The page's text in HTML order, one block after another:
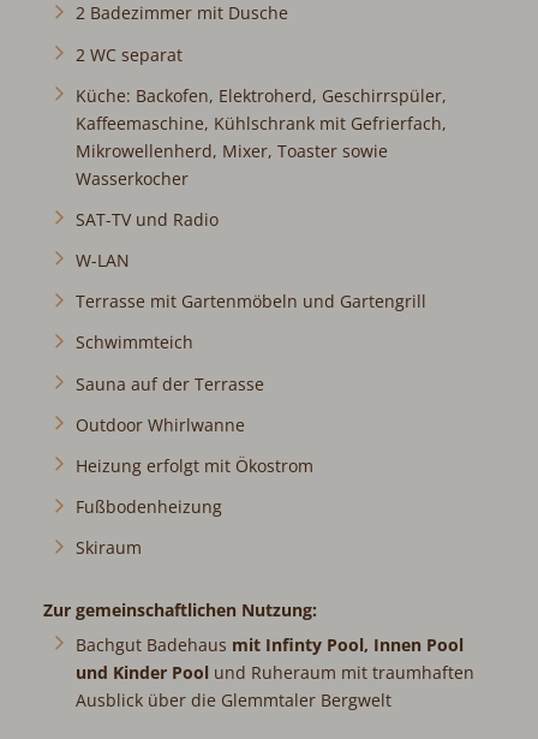
2 Badezimmer mit Dusche
2 WC separat
Küche: Backofen, Elektroherd, Geschirrspüler,
Kaffeemaschine, Kühlschrank mit Gefrierfach,
Mikrowellenherd, Mixer, Toaster sowie
Wasserkocher
SAT-TV und Radio
W-LAN
Terrasse mit Gartenmöbeln und Gartengrill
Schwimmteich
Sauna auf der Terrasse
Outdoor Whirlwanne
Heizung erfolgt mit Ökostrom
Fußbodenheizung
Skiraum
Zur gemeinschaftlichen Nutzung:
Bachgut Badehaus mit Infinty Pool, Innen Pool
und Kinder Poolund Ruheraum mit traumhaften
Ausblick über die Glemmtaler Bergwelt